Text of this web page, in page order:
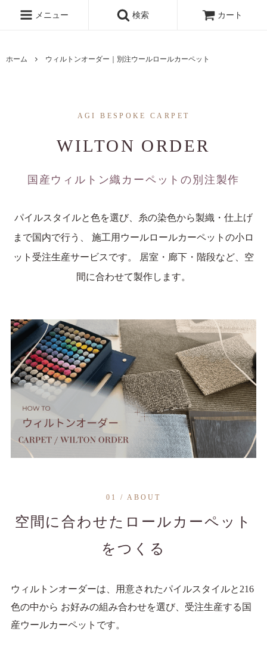
メニュー 検索 カート
ホーム ウィルトンオーダー｜別注ウールロールカーペット
AGI BESPOKE CARPET
WILTON ORDER
国産ウィルトン織カーペットの別注製作
パイルスタイルと色を選び、糸の染色から製織・仕上げ
まで国内で行う、 施工用ウールロールカーペットの小ロ
ット受注生産サービスです。 居室・廊下・階段など、空
間に合わせて製作します。
01 / ABOUT
空間に合わせたロールカーペット
をつくる
ウィルトンオーダーは、用意されたパイルスタイルと216
色の中から お好みの組み合わせを選び、受注生産する国
産ウールカーペットです。